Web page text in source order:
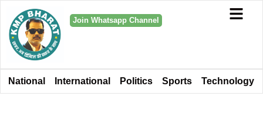
Join Whatsapp Channel
National International Politics Sports Technology